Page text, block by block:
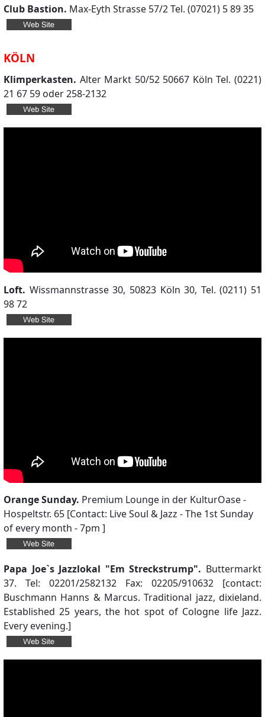
Club Bastion. Max-Eyth Strasse 57/2 Tel. (07021) 5 89 35
KÖLN
Klimperkasten. Alter Markt 50/52 50667 Köln Tel. (0221)
21 67 59 oder 258-2132
Loft. Wissmannstrasse 30, 50823 Köln 30, Tel. (0211) 51
98 72
Orange Sunday. Premium Lounge in der KulturOase -
Hospeltstr. 65 [Contact: Live Soul & Jazz - The 1st Sunday
of every month - 7pm ]
Papa Joe`s Jazzlokal "Em Streckstrump". Buttermarkt
37. Tel: 02201/2582132 Fax: 02205/910632 [contact:
Buschmann Hanns & Marcus. Traditional jazz, dixieland.
Established 25 years, the hot spot of Cologne life Jazz.
Every evening.]